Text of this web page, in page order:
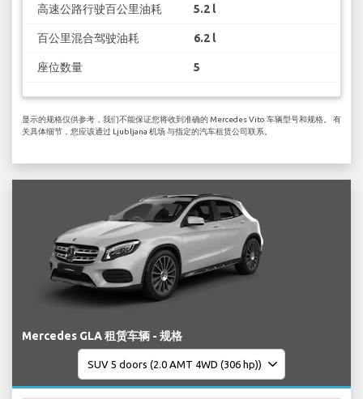
高速公路行驶百公里油耗 5.2 l
百公里混合驾驶油耗 6.2 l
座位数量 5
显示的规格仅供参考，我们不能保证您将收到准确的 Mercedes Vito 车辆型号和规格。 有
关具体细节，您应该通过 Ljubljana 机场 与指定的汽车租赁公司联系。
Mercedes GLA 租赁车辆 - 规格